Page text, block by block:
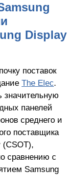
Display
поставок
The Elec.
значительную
панелей
среднего и
поставщика
(CSOT),
сравнению с
Samsung